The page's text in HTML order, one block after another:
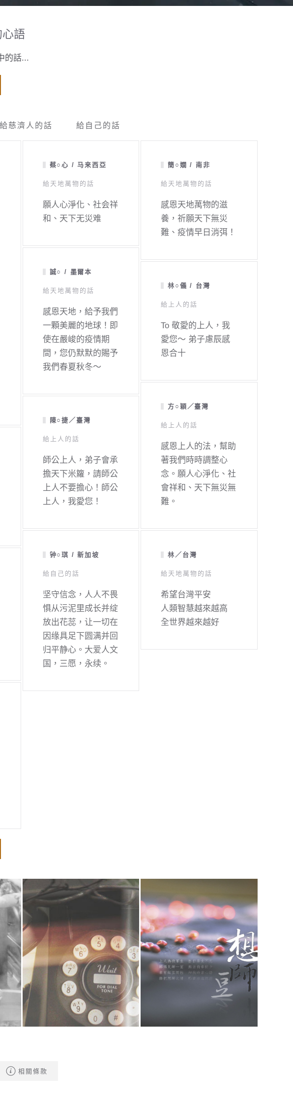
心語
的話...
給慈濟人的話 給自己的話
蔡○心 / 马来西亞
給天地萬物的話
願人心淨化、社会祥
和、天下无災难
簡○嫺 / 南非
給天地萬物的話
感恩天地萬物的滋
養，祈願天下無災
難、疫情早日消弭！
誠○ / 墨爾本
給天地萬物的話
感恩天地，給予我們
一顆美麗的地球！即
使在嚴峻的疫情期
間，您仍默默的賜予
我們春夏秋冬～
林○儀 / 台灣
給上人的話
To 敬愛的上人，我
愛您～ 弟子慮辰感
恩合十
陳○捷／臺灣
給上人的話
師公上人，弟子會承
擔天下米籮，請師公
上人不要擔心！師公
上人，我愛您！
方○穎／臺灣
給上人的話
感恩上人的法，幫助
著我們時時調整心
念。願人心淨化、社
會祥和、天下無災無
難。
钟○琪 / 新加坡
給自己的話
坚守信念，人人不畏
惧从污泥里成长并绽
放出花蕊，让一切在
因缘具足下圆满并回
归平静心。大爱人文
国，三愿，永续。
林／台灣
給天地萬物的話
希望台灣平安
人類智慧越來越高
全世界越來越好
精舍的第一支電話
閱讀更多
佛心相印想師豆
閱讀更多
相關條款